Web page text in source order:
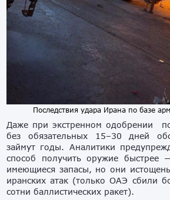
Последствия удара Ирана по базе
Даже при экстренном одобрении
без обязательных 15–30 дней
займут годы. Аналитики
способ получить оружие быстрее
имеющиеся запасы, но они
иранских атак (только ОАЭ сбили
сотни баллистических ракет).